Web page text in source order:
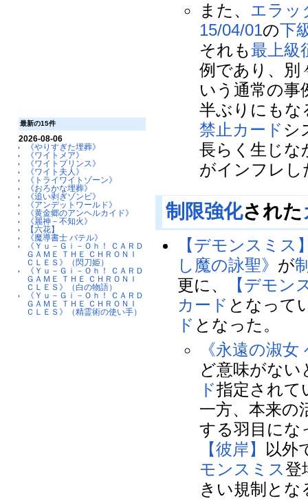
最新の15件
2026-08-06
《やりすぎた埋葬》
《ワイトメア》
《ワイトプリンス》
《ワイト夫人》
《トライワイトゾーン》
《おろかな埋葬》
《追い剥ぎゾンビ》
《アンデットワールド》
《黄金郷のアンヘルカイド》
《麗神－不知火》
【六花】
《魔導書士 バテル》
《Ｙｕ－Ｇｉ－Ｏｈ！ ＣＡＲＤ
ＧＡＭＥ ＴＨＥ ＣＨＲＯＮＩ
ＣＬＥＳ》（閃刀姫）
《Ｙｕ－Ｇｉ－Ｏｈ！ ＣＡＲＤ
ＧＡＭＥ ＴＨＥ ＣＨＲＯＮＩ
ＣＬＥＳ》（白の物語）
《Ｙｕ－Ｇｉ－Ｏｈ！ ＣＡＲＤ
ＧＡＭＥ ＴＨＥ ＣＨＲＯＮＩ
ＣＬＥＳ》（精霊術の使い手）
また、 エラッ
15/04/01の下
それも最上級
例であり、別
いう通常の事
半ぶりにもな
禁止カード シ
長らく生じな
がインフレし
制限強化された
【デモンスミス
し魔の詠聖》 が
更に、
【デモン
カード となって
ド となった。
《永遠の淑
ど意味がない
ド指定されて
一方、本来の
する羽目にな
【彼岸】
以外
モンスミス登
きい規制とな